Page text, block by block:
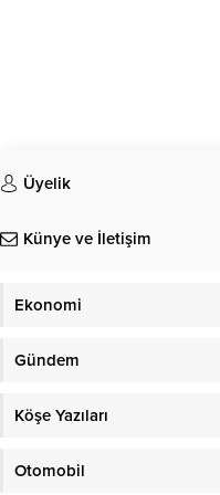
Üyelik
Künye ve İletişim
Ekonomi
Gündem
Köşe Yazıları
Otomobil